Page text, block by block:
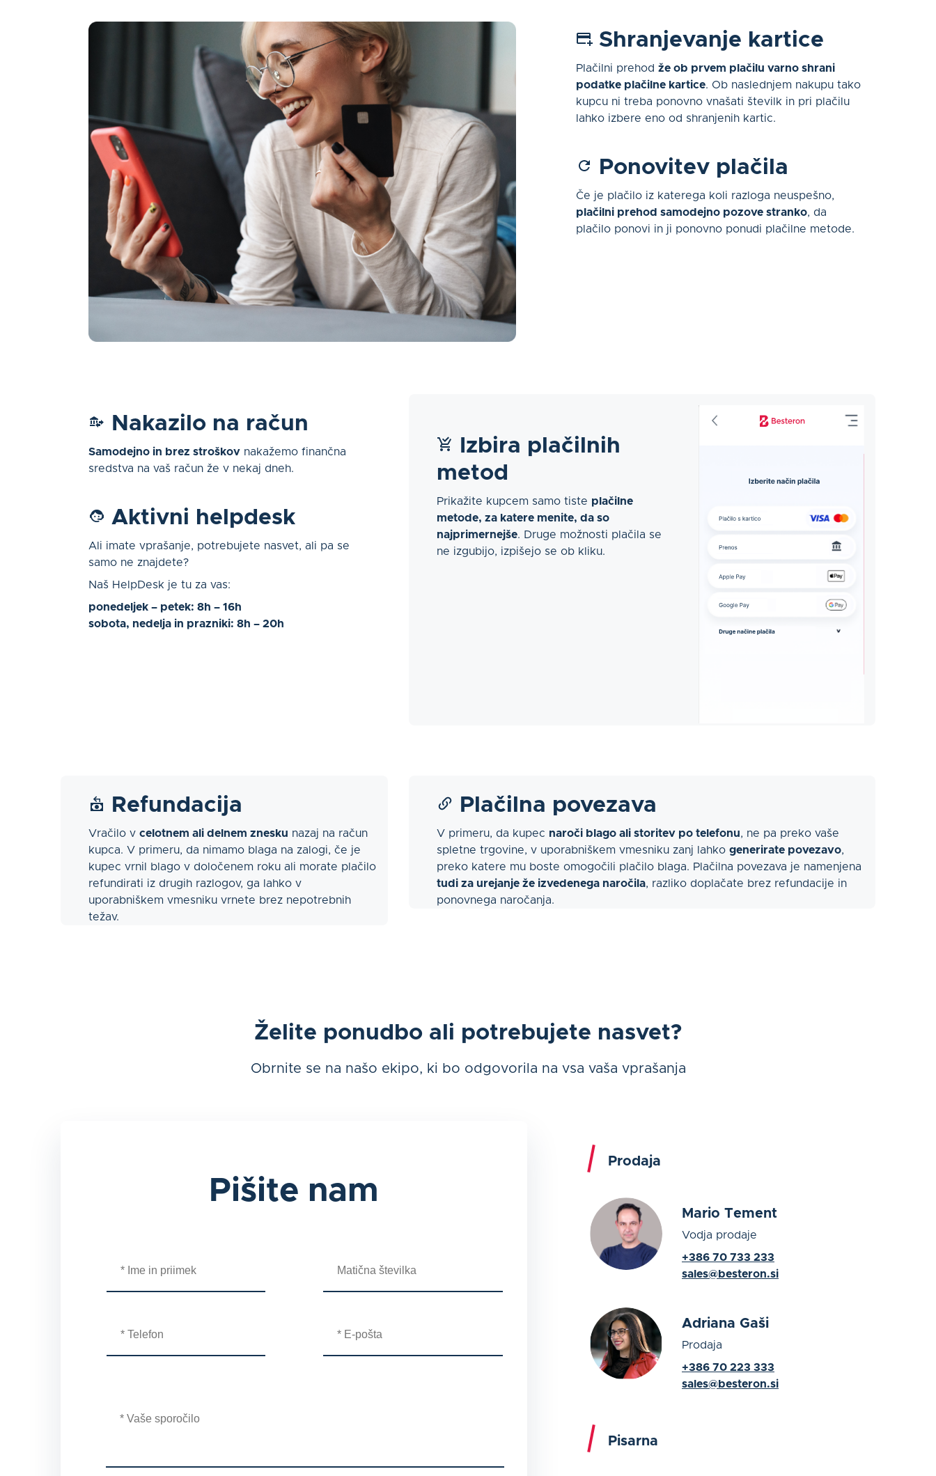
Shranjevanje kartice
Plačilni prehod že ob prvem plačilu varno shrani
podatke plačilne kartice. Ob naslednjem nakupu tako
kupcu ni treba ponovno vnašati številk in pri plačilu
lahko izbere eno od shranjenih kartic.
Ponovitev plačila
Če je plačilo iz katerega koli razloga neuspešno,
plačilni prehod samodejno pozove stranko, da
plačilo ponovi in ji ponovno ponudi plačilne metode.
Nakazilo na račun
Samodejno in brez stroškov nakažemo finančna
sredstva na vaš račun že v nekaj dneh.
Aktivni helpdesk
Ali imate vprašanje, potrebujete nasvet, ali pa se
samo ne znajdete?
Naš HelpDesk je tu za vas:
ponedeljek – petek: 8h – 16h
sobota, nedelja in prazniki: 8h – 20h
Izbira plačilnih
metod
Prikažite kupcem samo tiste plačilne
metode, za katere menite, da so
najprimernejše. Druge možnosti plačila se
ne izgubijo, izpišejo se ob kliku.
Refundacija
Vračilo v celotnem ali delnem znesku nazaj na račun
kupca. V primeru, da nimamo blaga na zalogi, če je
kupec vrnil blago v določenem roku ali morate plačilo
refundirati iz drugih razlogov, ga lahko v
uporabniškem vmesniku vrnete brez nepotrebnih
težav.
Plačilna povezava
V primeru, da kupec naroči blago ali storitev po telefonu, ne pa preko vaše
spletne trgovine, v uporabniškem vmesniku zanj lahko generirate povezavo,
preko katere mu boste omogočili plačilo blaga. Plačilna povezava je namenjena
tudi za urejanje že izvedenega naročila, razliko doplačate brez refundacije in
ponovnega naročanja.
Želite ponudbo ali potrebujete nasvet?
Obrnite se na našo ekipo, ki bo odgovorila na vsa vaša vprašanja
Pišite nam
Prodaja
Mario Tement
Vodja prodaje
+386 70 733 233
sales@besteron.si
Adriana Gaši
Prodaja
+386 70 223 333
sales@besteron.si
Pisarna